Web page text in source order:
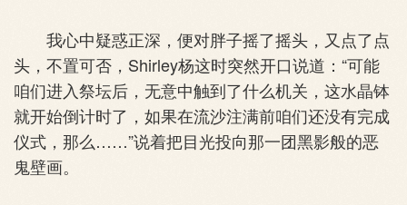
我心中疑惑正深，便对胖子摇了摇头，又点了点
头，不置可否，Shirley杨这时突然开口说道：“可能
咱们进入祭坛后，无意中触到了什么机关，这水晶钵
就开始倒计时了，如果在流沙注满前咱们还没有完成
仪式，那么……”说着把目光投向那一团黑影般的恶
鬼壁画。